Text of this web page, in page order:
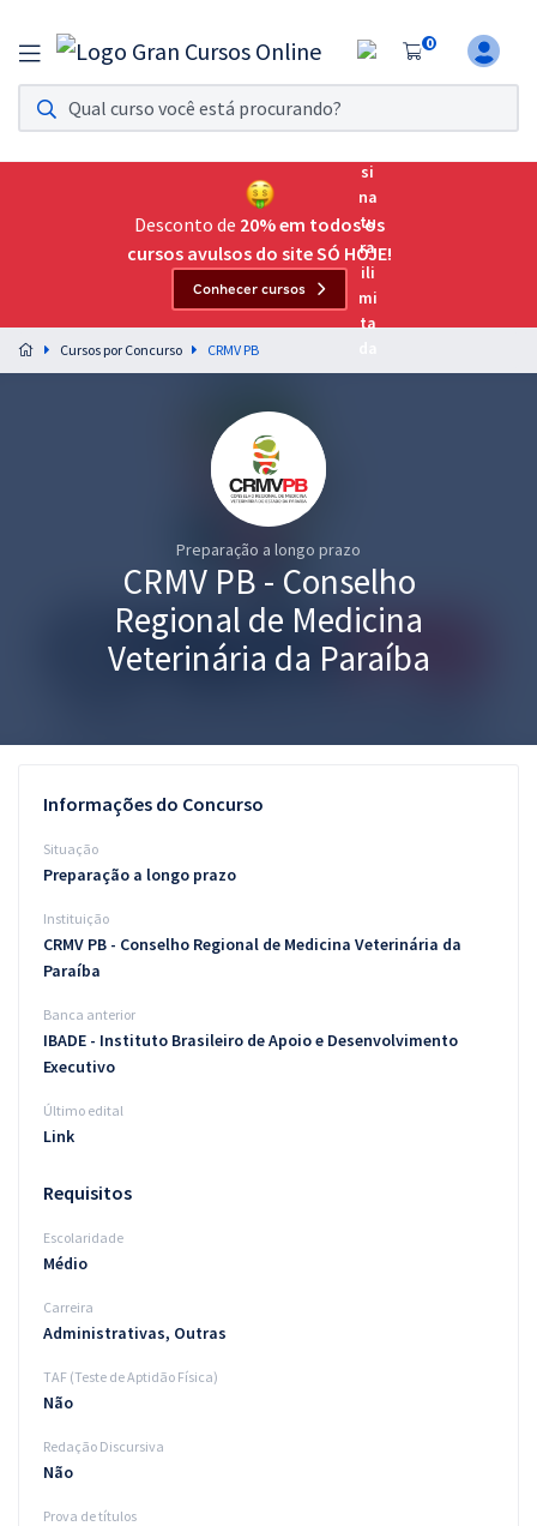
0
Assinatura Ilimitada 11
Acesso a todos os cursos. Teste grátis por 7 dias!
Assinatura OAB Até Passar
Acesso ilimitado a toda preparação para o Exame da
Preparação completa e intensiva para as principais
residências em saúde do Brasil
Blog
Aprovados
Desconto de 20% em todos os
cursos avulsos do site SÓ HOJE!
Conhecer cursos
Cursos por Concurso CRMV PB
Preparação a longo prazo
CRMV PB - Conselho
Regional de Medicina
Veterinária da Paraíba
Informações do Concurso
Situação
Preparação a longo prazo
Instituição
CRMV PB - Conselho Regional de Medicina Veterinária da
Paraíba
Banca anterior
IBADE - Instituto Brasileiro de Apoio e Desenvolvimento
Executivo
Último edital
Link
Requisitos
Escolaridade
Médio
Carreira
Administrativas, Outras
TAF (Teste de Aptidão Física)
Não
Redação Discursiva
Não
Prova de títulos